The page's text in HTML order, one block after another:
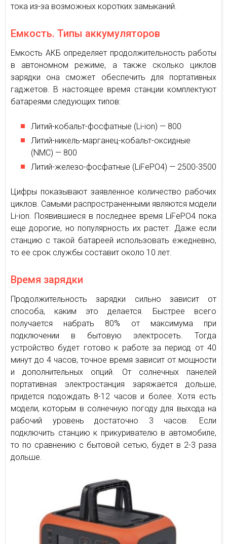
тока из-за возможных коротких замыканий.
Емкость. Типы аккумуляторов
Емкость АКБ определяет продолжительность работы
в автономном режиме, а также сколько циклов
зарядки она сможет обеспечить для портативных
гаджетов. В настоящее время станции комплектуют
батареями следующих типов:
Литий-кобальт-фосфатные (Li-ion) — 800
Литий-никель-марганец-кобальт-оксидные
(NMC) — 800
Литий-железо-фосфатные (LiFePO4) — 2500-3500
Цифры показывают заявленное количество рабочих
циклов. Самыми распространенными являются модели
Li-ion. Появившиеся в последнее время LiFePO4 пока
еще дорогие, но популярность их растет. Даже если
станцию с такой батареей использовать ежедневно,
то ее срок службы составит около 10 лет.
Время зарядки
Продолжительность зарядки сильно зависит от
способа, каким это делается. Быстрее всего
получается набрать 80% от максимума при
подключении в бытовую электросеть. Тогда
устройство будет готово к работе за период от 40
минут до 4 часов, точное время зависит от мощности
и дополнительных опций. От солнечных панелей
портативная электростанция заряжается дольше,
придется подождать 8-12 часов и более. Хотя есть
модели, которым в солнечную погоду для выхода на
рабочий уровень достаточно 3 часов. Если
подключить станцию к прикуривателю в автомобиле,
то по сравнению с бытовой сетью, будет в 2-3 раза
дольше.